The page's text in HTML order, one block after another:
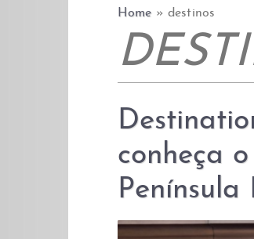
Home »destinos
conheça
Península